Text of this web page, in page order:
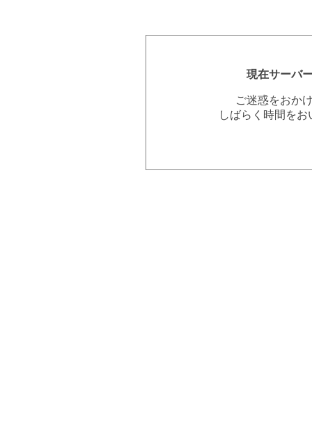
現在サーバ
ご迷惑をおか
しばらく時間を